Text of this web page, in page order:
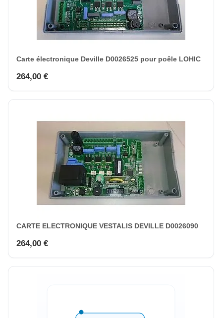
Carte électronique Deville D0026525 pour poêle LOHIC
264,00 €
CARTE ELECTRONIQUE VESTALIS DEVILLE D0026090
264,00 €